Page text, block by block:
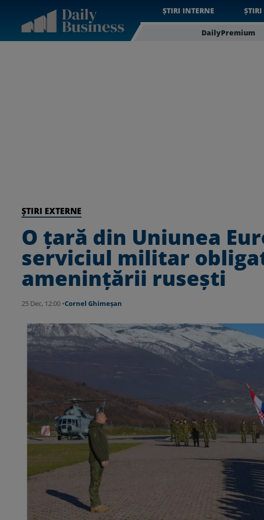
ȘTIRI INTERNE
DailyPremium
ȘTIRI EXTERNE
O țară din Uniunea
serviciul militar
amenințării rusești
25 Dec, 12:00 •Cornel Ghimeșan